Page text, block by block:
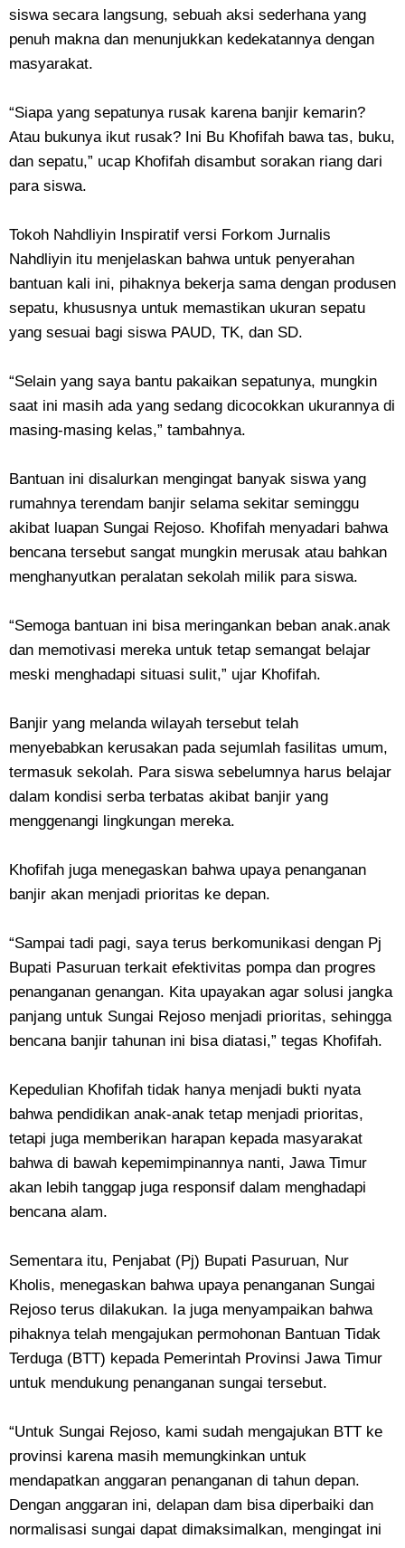
siswa secara langsung, sebuah aksi sederhana yang
penuh makna dan menunjukkan kedekatannya dengan
masyarakat.
“Siapa yang sepatunya rusak karena banjir kemarin?
Atau bukunya ikut rusak? Ini Bu Khofifah bawa tas, buku,
dan sepatu,” ucap Khofifah disambut sorakan riang dari
para siswa.
Tokoh Nahdliyin Inspiratif versi Forkom Jurnalis
Nahdliyin itu menjelaskan bahwa untuk penyerahan
bantuan kali ini, pihaknya bekerja sama dengan produsen
sepatu, khususnya untuk memastikan ukuran sepatu
yang sesuai bagi siswa PAUD, TK, dan SD.
“Selain yang saya bantu pakaikan sepatunya, mungkin
saat ini masih ada yang sedang dicocokkan ukurannya di
masing-masing kelas,” tambahnya.
Bantuan ini disalurkan mengingat banyak siswa yang
rumahnya terendam banjir selama sekitar seminggu
akibat luapan Sungai Rejoso. Khofifah menyadari bahwa
bencana tersebut sangat mungkin merusak atau bahkan
menghanyutkan peralatan sekolah milik para siswa.
“Semoga bantuan ini bisa meringankan beban anak.anak
dan memotivasi mereka untuk tetap semangat belajar
meski menghadapi situasi sulit,” ujar Khofifah.
Banjir yang melanda wilayah tersebut telah
menyebabkan kerusakan pada sejumlah fasilitas umum,
termasuk sekolah. Para siswa sebelumnya harus belajar
dalam kondisi serba terbatas akibat banjir yang
menggenangi lingkungan mereka.
Khofifah juga menegaskan bahwa upaya penanganan
banjir akan menjadi prioritas ke depan.
“Sampai tadi pagi, saya terus berkomunikasi dengan Pj
Bupati Pasuruan terkait efektivitas pompa dan progres
penanganan genangan. Kita upayakan agar solusi jangka
panjang untuk Sungai Rejoso menjadi prioritas, sehingga
bencana banjir tahunan ini bisa diatasi,” tegas Khofifah.
Kepedulian Khofifah tidak hanya menjadi bukti nyata
bahwa pendidikan anak-anak tetap menjadi prioritas,
tetapi juga memberikan harapan kepada masyarakat
bahwa di bawah kepemimpinannya nanti, Jawa Timur
akan lebih tanggap juga responsif dalam menghadapi
bencana alam.
Sementara itu, Penjabat (Pj) Bupati Pasuruan, Nur
Kholis, menegaskan bahwa upaya penanganan Sungai
Rejoso terus dilakukan. Ia juga menyampaikan bahwa
pihaknya telah mengajukan permohonan Bantuan Tidak
Terduga (BTT) kepada Pemerintah Provinsi Jawa Timur
untuk mendukung penanganan sungai tersebut.
“Untuk Sungai Rejoso, kami sudah mengajukan BTT ke
provinsi karena masih memungkinkan untuk
mendapatkan anggaran penanganan di tahun depan.
Dengan anggaran ini, delapan dam bisa diperbaiki dan
normalisasi sungai dapat dimaksimalkan, mengingat ini